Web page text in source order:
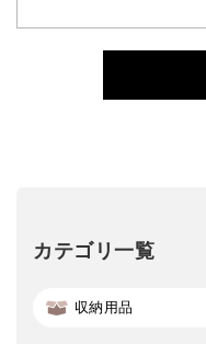
カテゴリ一覧
収納用品